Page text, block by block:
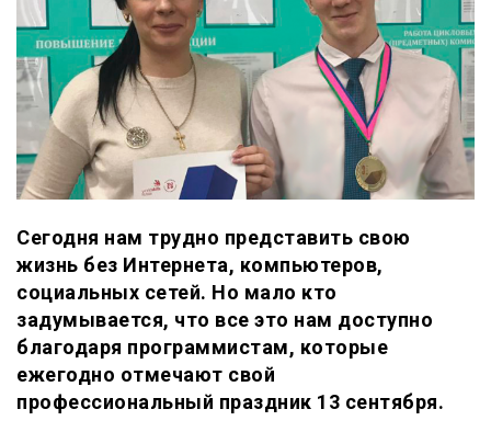
Сегодня нам трудно представить свою
жизнь без Интернета, компьютеров,
социальных сетей. Но мало кто
задумывается, что все это нам доступно
благодаря программистам, которые
ежегодно отмечают свой
профессиональный праздник 13 сентября.